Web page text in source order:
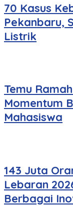
70 Kasus
Pekanbaru,
Listrik
Temu
Momentum
Mahasiswa
143 Juta
Lebaran
Berbagai